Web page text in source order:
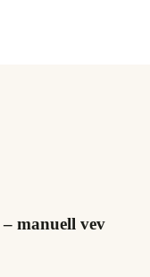
manuell vev